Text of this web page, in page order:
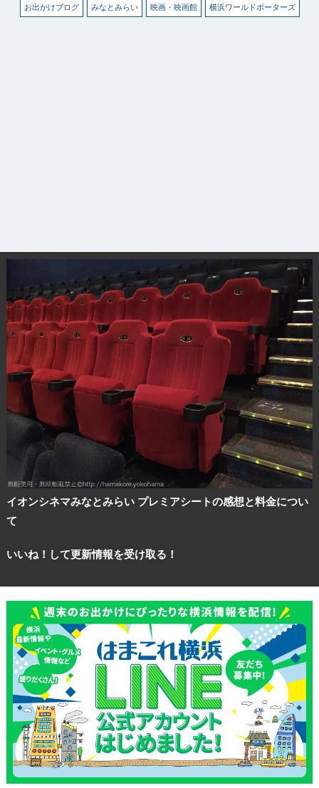
お出かけブログ みなとみらい 映画・映画館 横浜ワールドポーターズ
イオンシネマみなとみらい プレミアシートの感想と料金につい
て
いいね！して更新情報を受け取る！